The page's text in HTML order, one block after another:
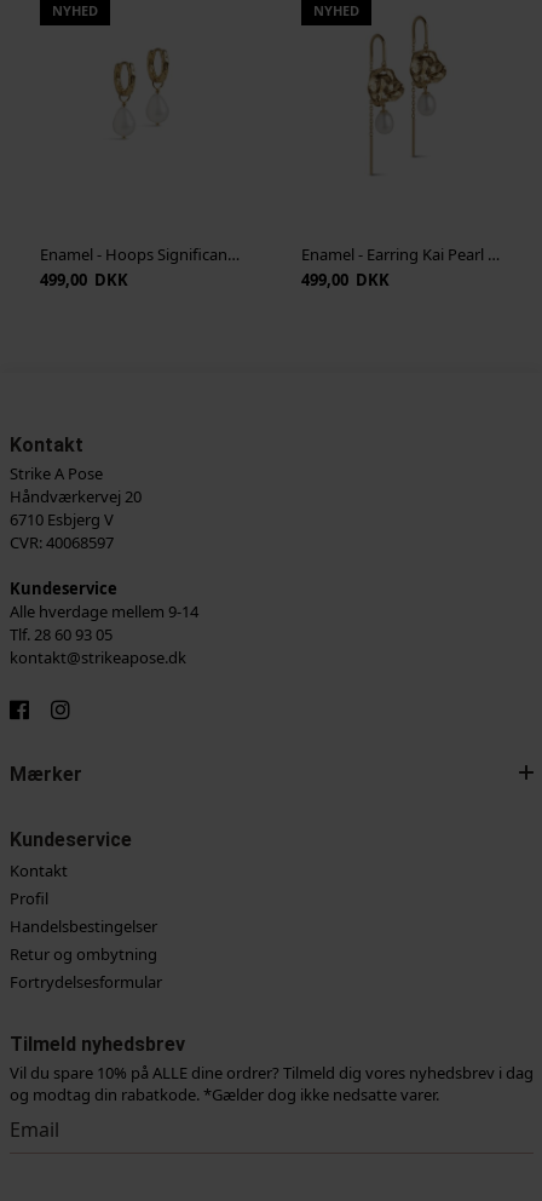
NYHED
Enamel - Hoops Significant Pearl - Guld
499,00 DKK
NYHED
Enamel - Earring Kai Pearl - Guld
499,00 DKK
Kontakt
Strike A Pose
Håndværkervej 20
6710 Esbjerg V
CVR: 40068597
Kundeservice
Alle hverdage mellem 9-14
Tlf. 28 60 93 05
kontakt@strikeapose.dk
Mærker
Kundeservice
Kontakt
Profil
Handelsbestingelser
Retur og ombytning
Fortrydelsesformular
Tilmeld nyhedsbrev
Vil du spare 10% på ALLE dine ordrer? Tilmeld dig vores nyhedsbrev i dag
og modtag din rabatkode. *Gælder dog ikke nedsatte varer.